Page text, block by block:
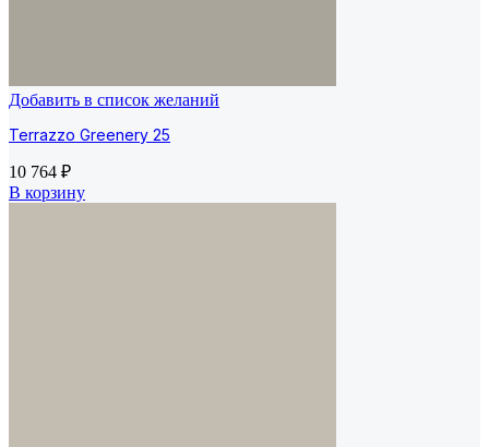
Добавить в список желаний
Terrazzo Greenery 25
10 764 ₽
В корзину